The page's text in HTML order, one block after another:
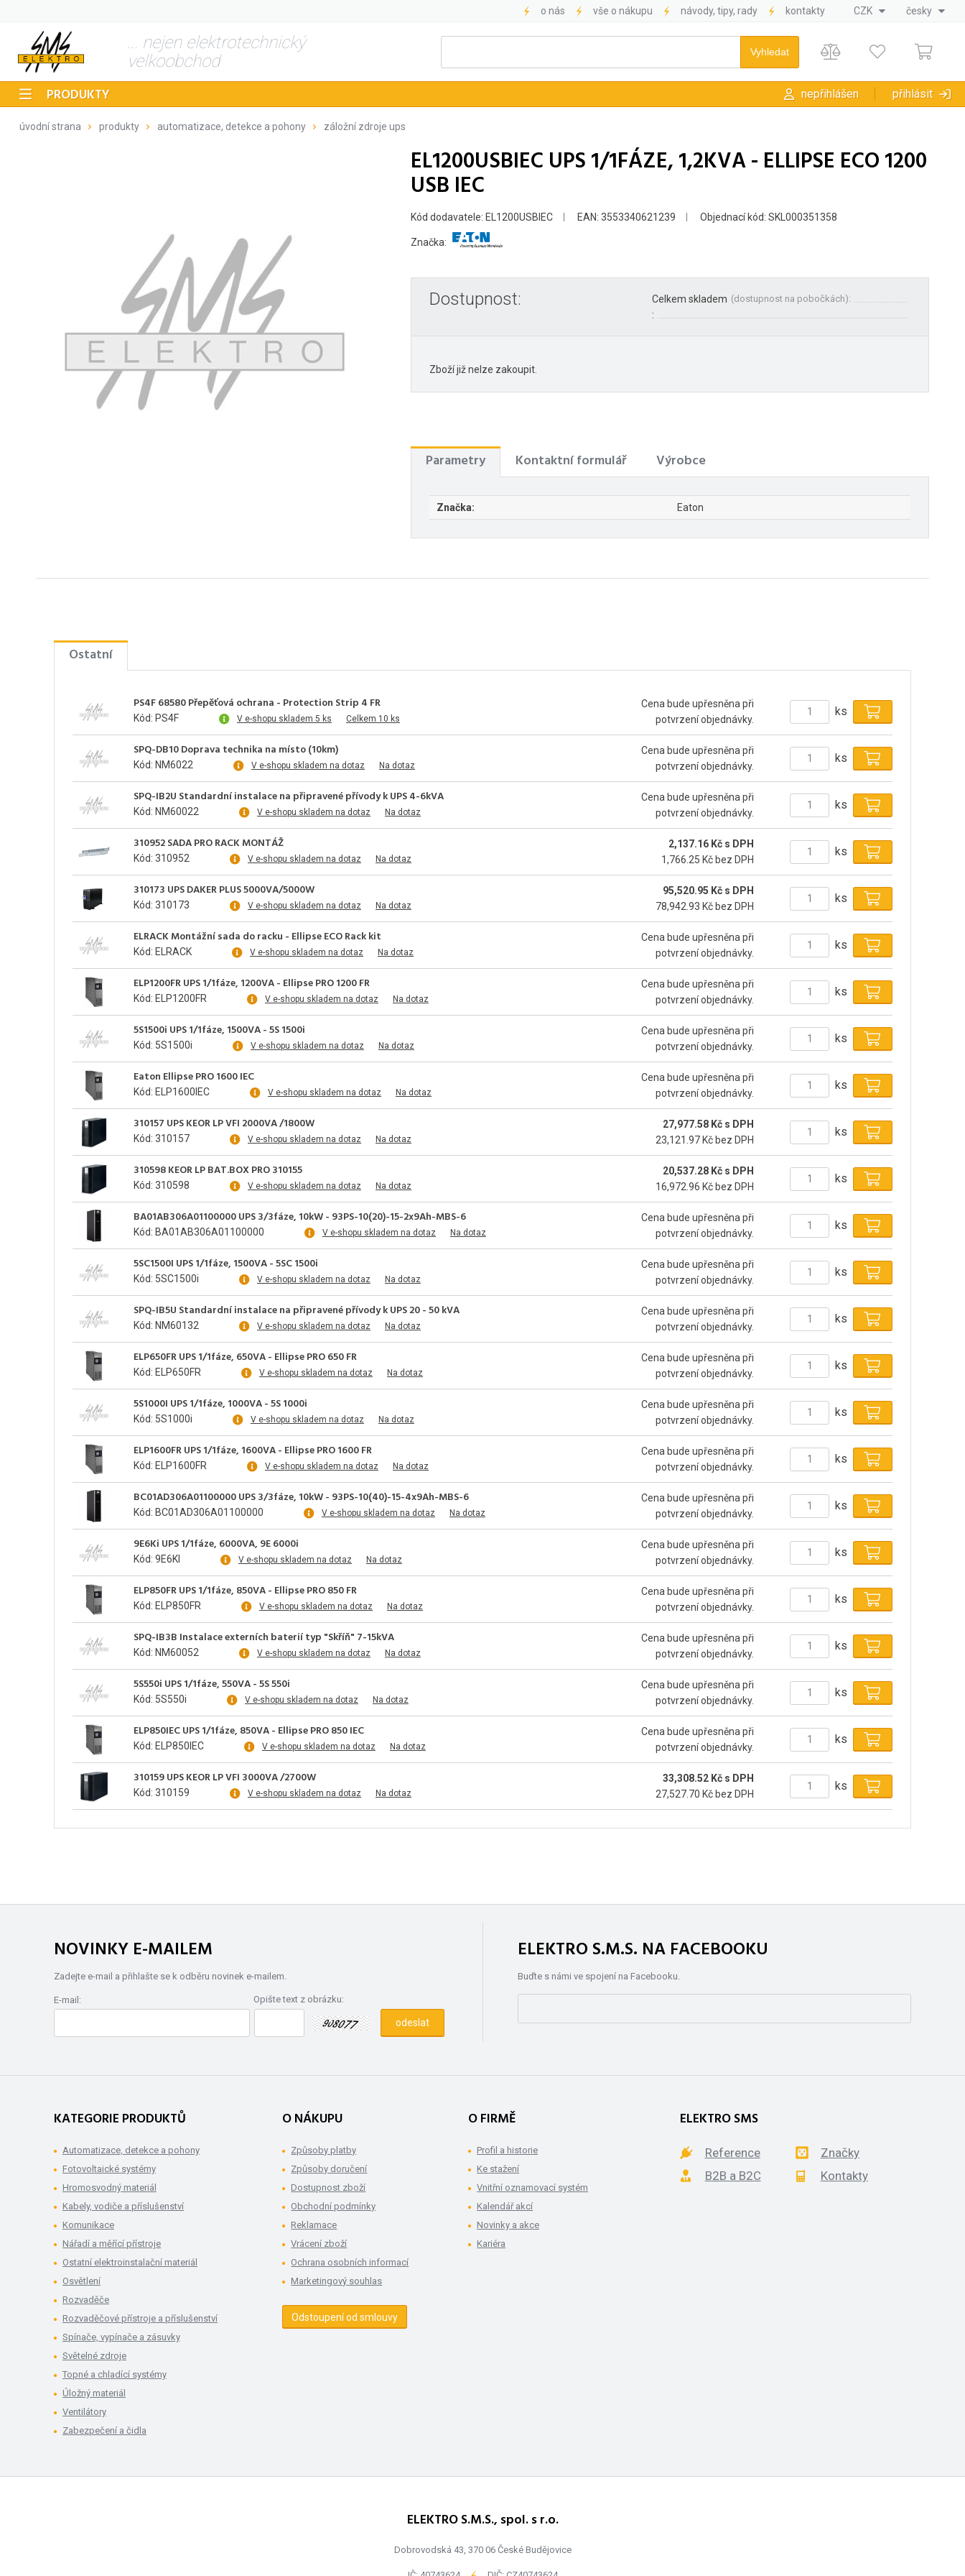
o nás vše o nákupu návody, tipy, rady kontakty CZK česky
... nejen elektrotechnický
velkoobchod
PRODUKTY nepřihlášen přihlásit
úvodní strana produkty automatizace, detekce a pohony záložní zdroje ups
EL1200USBIEC UPS 1/1FÁZE, 1,2KVA - ELLIPSE ECO 1200
USB IEC
Kód dodavatele: EL1200USBIEC EAN: 3553340621239 Objednací kód: SKL000351358
Značka:
Dostupnost: Celkem skladem (dostupnost na pobočkách):
:
Zboží již nelze zakoupit.
Parametry Kontaktní formulář Výrobce
Značka: Eaton
Ostatní
PS4F 68580 Přepěťová ochrana - Protection Strip 4 FR
Kód: PS4F V e-shopu skladem 5 ks Celkem 10 ks
Cena bude upřesněna při
potvrzení objednávky.
ks
SPQ-DB10 Doprava technika na místo (10km)
Kód: NM6022 V e-shopu skladem na dotaz Na dotaz
Cena bude upřesněna při
potvrzení objednávky.
ks
SPQ-IB2U Standardní instalace na připravené přívody k UPS 4-6kVA
Kód: NM60022 V e-shopu skladem na dotaz Na dotaz
Cena bude upřesněna při
potvrzení objednávky.
ks
310952 SADA PRO RACK MONTÁŽ
Kód: 310952 V e-shopu skladem na dotaz Na dotaz
2,137.16 Kč s DPH
1,766.25 Kč bez DPH
ks
310173 UPS DAKER PLUS 5000VA/5000W
Kód: 310173 V e-shopu skladem na dotaz Na dotaz
95,520.95 Kč s DPH
78,942.93 Kč bez DPH
ks
ELRACK Montážní sada do racku - Ellipse ECO Rack kit
Kód: ELRACK V e-shopu skladem na dotaz Na dotaz
Cena bude upřesněna při
potvrzení objednávky.
ks
ELP1200FR UPS 1/1fáze, 1200VA - Ellipse PRO 1200 FR
Kód: ELP1200FR V e-shopu skladem na dotaz Na dotaz
Cena bude upřesněna při
potvrzení objednávky.
ks
5S1500i UPS 1/1fáze, 1500VA - 5S 1500i
Kód: 5S1500i V e-shopu skladem na dotaz Na dotaz
Cena bude upřesněna při
potvrzení objednávky.
ks
Eaton Ellipse PRO 1600 IEC
Kód: ELP1600IEC V e-shopu skladem na dotaz Na dotaz
Cena bude upřesněna při
potvrzení objednávky.
ks
310157 UPS KEOR LP VFI 2000VA /1800W
Kód: 310157 V e-shopu skladem na dotaz Na dotaz
27,977.58 Kč s DPH
23,121.97 Kč bez DPH
ks
310598 KEOR LP BAT.BOX PRO 310155
Kód: 310598 V e-shopu skladem na dotaz Na dotaz
20,537.28 Kč s DPH
16,972.96 Kč bez DPH
ks
BA01AB306A01100000 UPS 3/3fáze, 10kW - 93PS-10(20)-15-2x9Ah-MBS-6
Kód: BA01AB306A01100000 V e-shopu skladem na dotaz Na dotaz
Cena bude upřesněna při
potvrzení objednávky.
ks
5SC1500I UPS 1/1fáze, 1500VA - 5SC 1500i
Kód: 5SC1500i V e-shopu skladem na dotaz Na dotaz
Cena bude upřesněna při
potvrzení objednávky.
ks
SPQ-IB5U Standardní instalace na připravené přívody k UPS 20 - 50 kVA
Kód: NM60132 V e-shopu skladem na dotaz Na dotaz
Cena bude upřesněna při
potvrzení objednávky.
ks
ELP650FR UPS 1/1fáze, 650VA - Ellipse PRO 650 FR
Kód: ELP650FR V e-shopu skladem na dotaz Na dotaz
Cena bude upřesněna při
potvrzení objednávky.
ks
5S1000I UPS 1/1fáze, 1000VA - 5S 1000i
Kód: 5S1000i V e-shopu skladem na dotaz Na dotaz
Cena bude upřesněna při
potvrzení objednávky.
ks
ELP1600FR UPS 1/1fáze, 1600VA - Ellipse PRO 1600 FR
Kód: ELP1600FR V e-shopu skladem na dotaz Na dotaz
Cena bude upřesněna při
potvrzení objednávky.
ks
BC01AD306A01100000 UPS 3/3fáze, 10kW - 93PS-10(40)-15-4x9Ah-MBS-6
Kód: BC01AD306A01100000 V e-shopu skladem na dotaz Na dotaz
Cena bude upřesněna při
potvrzení objednávky.
ks
9E6Ki UPS 1/1fáze, 6000VA, 9E 6000i
Kód: 9E6KI V e-shopu skladem na dotaz Na dotaz
Cena bude upřesněna při
potvrzení objednávky.
ks
ELP850FR UPS 1/1fáze, 850VA - Ellipse PRO 850 FR
Kód: ELP850FR V e-shopu skladem na dotaz Na dotaz
Cena bude upřesněna při
potvrzení objednávky.
ks
SPQ-IB3B Instalace externích baterií typ "Skříň" 7-15kVA
Kód: NM60052 V e-shopu skladem na dotaz Na dotaz
Cena bude upřesněna při
potvrzení objednávky.
ks
5S550i UPS 1/1fáze, 550VA - 5S 550i
Kód: 5S550i V e-shopu skladem na dotaz Na dotaz
Cena bude upřesněna při
potvrzení objednávky.
ks
ELP850IEC UPS 1/1fáze, 850VA - Ellipse PRO 850 IEC
Kód: ELP850IEC V e-shopu skladem na dotaz Na dotaz
Cena bude upřesněna při
potvrzení objednávky.
ks
310159 UPS KEOR LP VFI 3000VA /2700W
Kód: 310159 V e-shopu skladem na dotaz Na dotaz
33,308.52 Kč s DPH
27,527.70 Kč bez DPH
ks
NOVINKY E-MAILEM
Zadejte e-mail a přihlašte se k odběru novinek e-mailem.
E-mail: Opište text z obrázku:
ELEKTRO S.M.S. NA FACEBOOKU
Buďte s námi ve spojení na Facebooku.
KATEGORIE PRODUKTŮ
Automatizace, detekce a pohony
Fotovoltaické systémy
Hromosvodný materiál
Kabely, vodiče a příslušenství
Komunikace
Nářadí a měřící přístroje
Ostatní elektroinstalační materiál
Osvětlení
Rozvaděče
Rozvaděčové přístroje a příslušenství
Spínače, vypínače a zásuvky
Světelné zdroje
Topné a chladící systémy
Úložný materiál
Ventilátory
Zabezpečení a čidla
O NÁKUPU
Způsoby platby
Způsoby doručení
Dostupnost zboží
Obchodní podmínky
Reklamace
Vrácení zboží
Ochrana osobních informací
Marketingový souhlas
Odstoupení od smlouvy
O FIRMĚ
Profil a historie
Ke stažení
Vnitřní oznamovací systém
Kalendář akcí
Novinky a akce
Kariéra
ELEKTRO SMS
Reference
Značky
B2B a B2C
Kontakty
ELEKTRO S.M.S., spol. s r.o.
Dobrovodská 43, 370 06 České Budějovice